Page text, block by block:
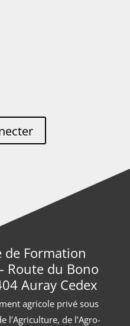
de Formation
Route du Bono
Auray Cedex
agricole privé sous
l’Agriculture, de l’Agro-